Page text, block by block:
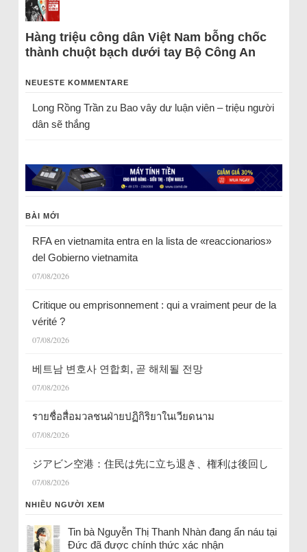
Hàng triệu công dân Việt Nam bỗng chốc
thành chuột bạch dưới tay Bộ Công An
NEUESTE KOMMENTARE
Long Rồng Trầnzu Bao vây dư luận viên – triệu người
dân sẽ thắng
BÀI MỚI
RFA en vietnamita entra en la lista de «reaccionarios»
del Gobierno vietnamita
07/08/2026
Critique ou emprisonnement : qui a vraiment peur de la
vérité ?
07/08/2026
베트남 변호사 연합회, 곧 해체될 전망
07/08/2026
รายชื่อสื่อมวลชนฝ่ายปฏิกิริยาในเวียดนาม
07/08/2026
ジアビン空港：住民は先に立ち退き、権利は後回し
07/08/2026
NHIỀU NGƯỜI XEM
Tin bà Nguyễn Thị Thanh Nhàn đang ẩn náu tại
Đức đã được chính thức xác nhận